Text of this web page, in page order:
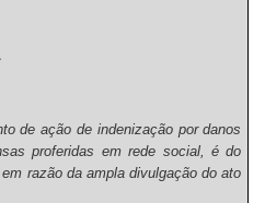
de ação de indenização por danos
proferidas em rede social, é do
razão da ampla divulgação do ato